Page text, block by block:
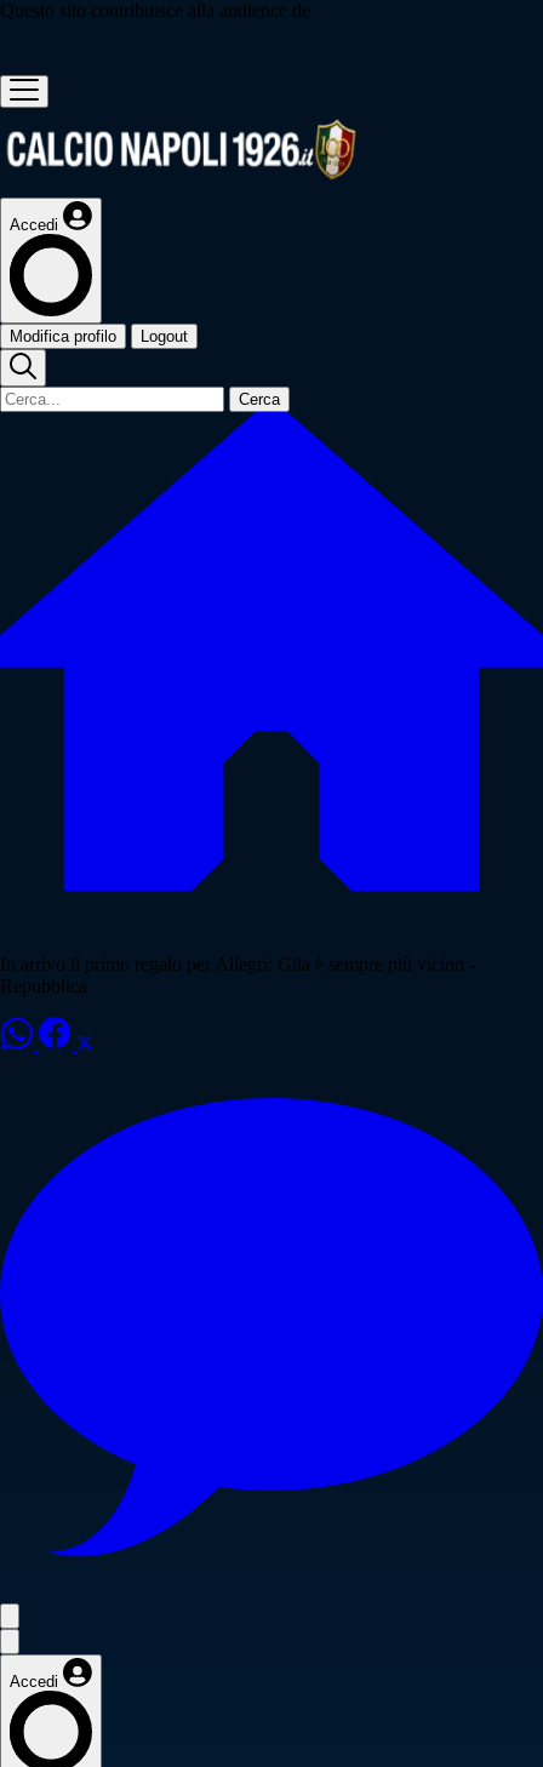
Questo sito contribuisce alla audience de
Accedi
Modifica profilo Logout
Cerca
In arrivo il primo regalo per Allegri: Gila è sempre più vicino -
Repubblica
Accedi